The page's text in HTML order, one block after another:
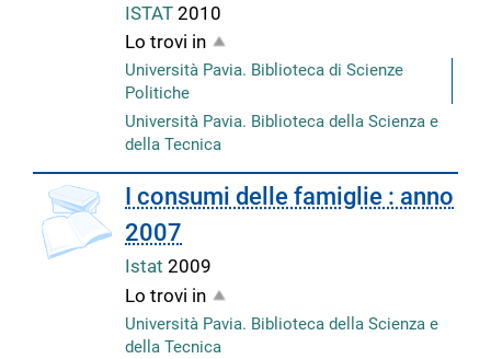
ISTAT2010
Lo trovi in
Università Pavia. Biblioteca di Scienze
Politiche
Università Pavia. Biblioteca della Scienza e
della Tecnica
I consumi delle famiglie : anno
2007
Istat2009
Lo trovi in
Università Pavia. Biblioteca della Scienza e
della Tecnica